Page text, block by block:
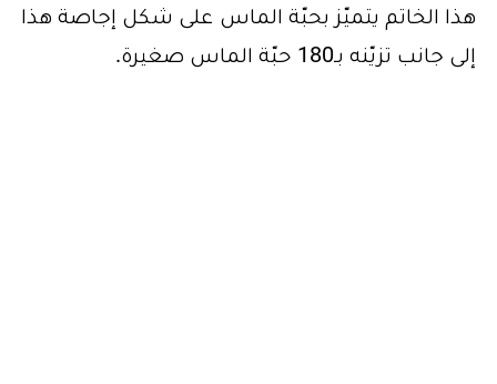
هذا الخاتم يتميّز بحبّة الماس على شكل إجاصة هذا
إلى جانب تزيّنه بـ180 حبّة الماس صغيرة.